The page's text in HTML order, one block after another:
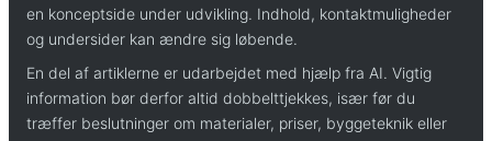
en konceptside under udvikling. Indhold, kontaktmuligheder
og undersider kan ændre sig løbende.
En del af artiklerne er udarbejdet med hjælp fra AI. Vigtig
information bør derfor altid dobbelttjekkes, især før du
træffer beslutninger om materialer, priser, byggeteknik eller